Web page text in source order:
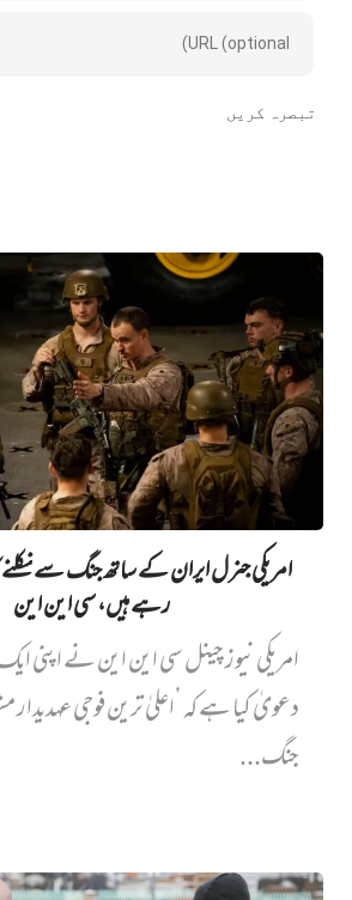
امریکی جنرل ایران کے ساتھ جنگ سے نکلنے
رہے ہیں، سی این این
امریکی نیوز چینل سی این این نے اپنی
دعویٰ کیا ہے کہ ’اعلیٰ ترین فوجی
جنگ...